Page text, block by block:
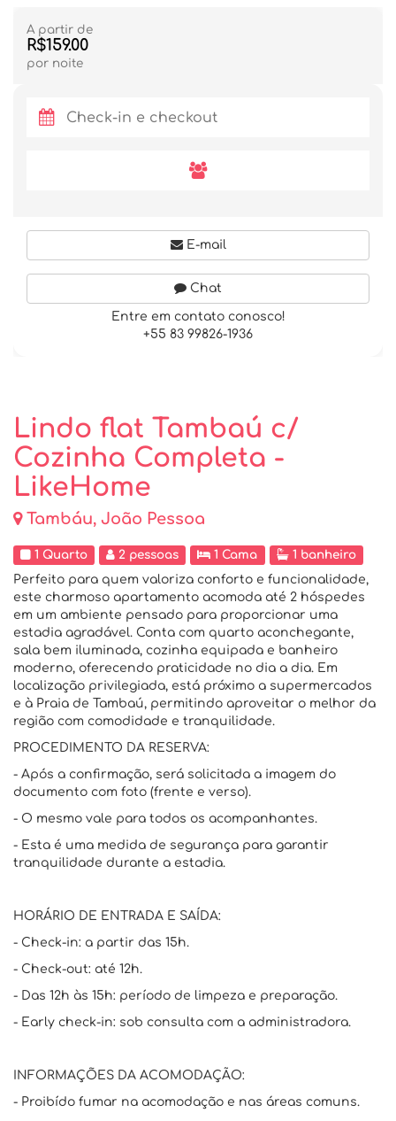
Lindo flat Tambaú c/
Cozinha Completa -
LikeHome
Tambáu, João Pessoa
1 Quarto 2 pessoas 1 Cama
1 banheiro
Perfeito para quem valoriza conforto e funcionalidade,
este charmoso apartamento acomoda até 2 hóspedes
em um ambiente pensado para proporcionar uma
estadia agradável. Conta com quarto aconchegante,
sala bem iluminada, cozinha equipada e banheiro
moderno, oferecendo praticidade no dia a dia. Em
localização privilegiada, está próximo a supermercados
e à Praia de Tambaú, permitindo aproveitar o melhor da
região com comodidade e tranquilidade.
PROCEDIMENTO DA RESERVA:
- Após a confirmação, será solicitada a imagem do
documento com foto (frente e verso).
- O mesmo vale para todos os acompanhantes.
- Esta é uma medida de segurança para garantir
tranquilidade durante a estadia.
HORÁRIO DE ENTRADA E SAÍDA:
- Check-in: a partir das 15h.
- Check-out: até 12h.
- Das 12h às 15h: período de limpeza e preparação.
- Early check-in: sob consulta com a administradora.
INFORMAÇÕES DA ACOMODAÇÃO:
- Proibído fumar na acomodação e nas áreas comuns.
A partir de
R$159.00
por noite
E-mail
Chat
Entre em contato conosco!
+55 83 99826-1936